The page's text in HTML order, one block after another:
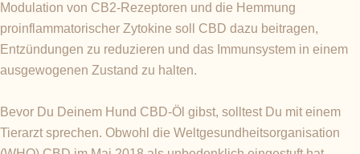
Modulation von CB2-Rezeptoren und die Hemmung
proinflammatorischer Zytokine soll CBD dazu beitragen,
Entzündungen zu reduzieren und das Immunsystem in einem
ausgewogenen Zustand zu halten.
Bevor Du Deinem Hund CBD-Öl gibst, solltest Du mit einem
Tierarzt sprechen. Obwohl die Weltgesundheitsorganisation